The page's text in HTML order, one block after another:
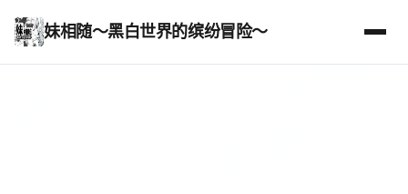
妹相随～黑白世界的缤纷冒险～